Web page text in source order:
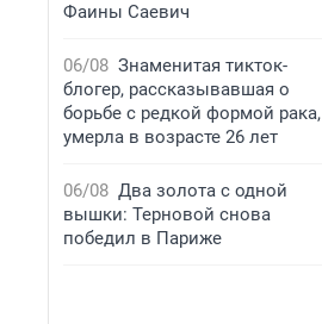
Фаины Саевич
06/08 Знаменитая тикток-
блогер, рассказывавшая о
борьбе с редкой формой рака,
умерла в возрасте 26 лет
06/08 Два золота с одной
вышки: Терновой снова
победил в Париже